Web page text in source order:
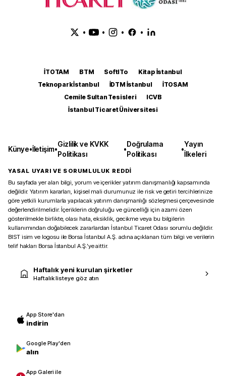
• • • •
İTOTAM BTM SoftITo
Kitap İstanbul
Teknopark İstanbul
İDTM İstanbul
İTOSAM
Cemile Sultan Tesisleri
ICVB
İstanbul Ticaret Üniversitesi
Künye•İletişim•
Gizlilik ve KVKK
Politikası
•
Doğrulama
Politikası
•
Yayın
İlkeleri
YASAL UYARI VE SORUMLULUK REDDİ
Bu sayfada yer alan bilgi, yorum ve içerikler yatırım danışmanlığı kapsamında
değildir. Yatırım kararları, kişisel mali durumunuz ile risk ve getiri tercihlerinize
göre yetkili kurumlarla yapılacak yatırım danışmanlığı sözleşmesi çerçevesinde
değerlendirilmelidir. İçeriklerin doğruluğu ve güncelliği için azami özen
gösterilmekle birlikte, olası hata, eksiklik, gecikme veya bu bilgilerin
kullanımından doğabilecek zararlardan İstanbul Ticaret Odası sorumlu değildir.
BIST isim ve logosu ile Borsa İstanbul A.Ş. adına açıklanan tüm bilgi ve verilerin
telif hakları Borsa İstanbul A.Ş.’ye aittir.
Haftalık yeni kurulan şirketler
Haftalık listeye göz atın
App Store'dan
indirin
Google Play'den
alın
App Galeri ile